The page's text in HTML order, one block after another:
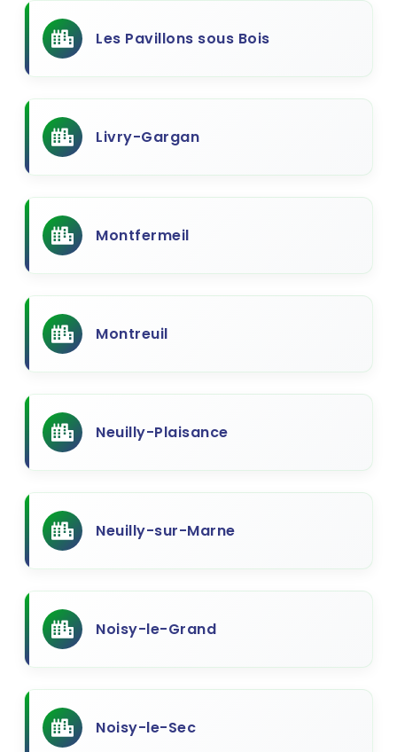
Les Pavillons sous Bois
Livry-Gargan
Montfermeil
Montreuil
Neuilly-Plaisance
Neuilly-sur-Marne
Noisy-le-Grand
Noisy-le-Sec